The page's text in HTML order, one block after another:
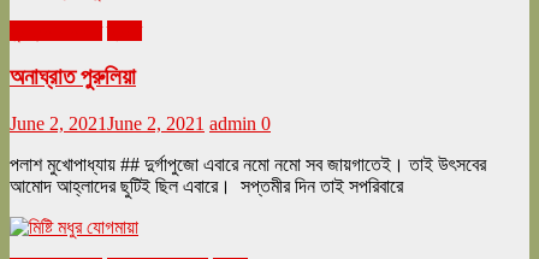
অনাঘ্রাত পুরুলিয়া
June 2, 2021June 2, 2021 admin 0
পলাশ মুখোপাধ্যায় ## দুর্গাপুজো এবারে নমো নমো সব জায়গাতেই। তাই উৎসবের
আমোদ আহ্লাদের ছুটিই ছিল এবারে। সপ্তমীর দিন তাই সপরিবারে